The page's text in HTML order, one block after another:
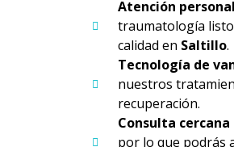
Atención
traumatología
calidad en Saltillo.
Tecnología de
nuestros
recuperación.
Consulta
por lo que podrás